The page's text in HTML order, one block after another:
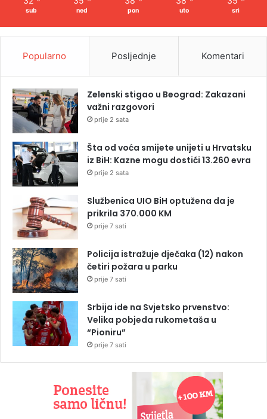
sub ned pon uto sri
Popularno Posljednje Komentari
Zelenski stigao u Beograd: Zakazani
važni razgovori
prije 2 sata
Šta od voća smijete unijeti u Hrvatsku
iz BiH: Kazne mogu dostići 13.260 evra
prije 2 sata
Službenica UIO BiH optužena da je
prikrila 370.000 KM
prije 7 sati
Policija istražuje dječaka (12) nakon
četiri požara u parku
prije 7 sati
Srbija ide na Svjetsko prvenstvo:
Velika pobjeda rukometaša u
“Pioniru”
prije 7 sati